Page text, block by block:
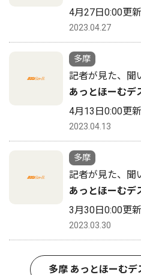
4月27日0:00更新
2023.04.27
多摩
記者が見た、聞
あっとほーむデ
4月13日0:00更新
2023.04.13
多摩
記者が見た、聞
あっとほーむデ
3月30日0:00更新
2023.03.30
多摩 あっとほーむ